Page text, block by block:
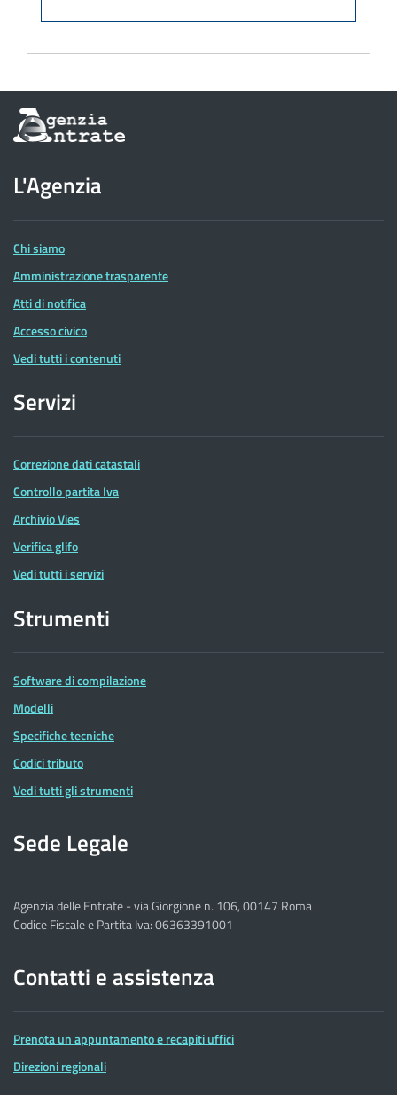
Informazioni
sul
dell'Agenzia
delle
Entrate
L'Agenzia
Chi siamo
Amministrazione trasparente
Atti di notifica
Accesso civico
Vedi tutti i contenuti
Servizi
Correzione dati catastali
Controllo partita Iva
Archivio Vies
Verifica glifo
Vedi tutti i servizi
Strumenti
Software di compilazione
Modelli
Specifiche tecniche
Codici tributo
Vedi tutti gli strumenti
Sede Legale
Agenzia delle Entrate - via Giorgione n. 106, 00147 Roma
Codice Fiscale e Partita Iva: 06363391001
Contatti e assistenza
Prenota un appuntamento e recapiti uffici
Direzioni regionali